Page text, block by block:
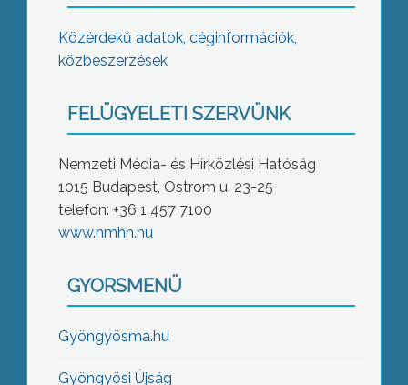
Közérdekű adatok, céginformációk,
közbeszerzések
FELÜGYELETI SZERVÜNK
Nemzeti Média- és Hírközlési Hatóság
1015 Budapest, Ostrom u. 23-25
telefon: +36 1 457 7100
www.nmhh.hu
GYORSMENÜ
Gyöngyösma.hu
Gyöngyösi Újság